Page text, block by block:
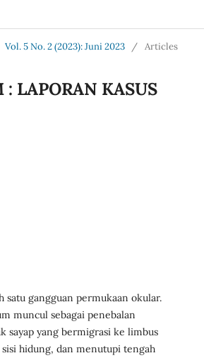
Vol. 5 No. 2 (2023): Juni 2023 / Articles
: LAPORAN KASUS
satu gangguan permukaan okular.
muncul sebagai penebalan
sayap yang bermigrasi ke limbus
hidung, dan menutupi tengah